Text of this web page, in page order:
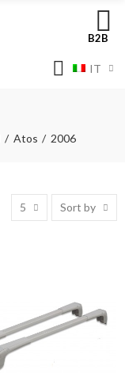
B2B
IT
Atos 2006
5 Sort by